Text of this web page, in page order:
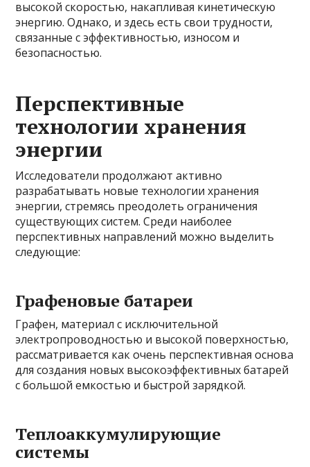
высокой скоростью, накапливая кинетическую
энергию. Однако, и здесь есть свои трудности,
связанные с эффективностью, износом и
безопасностью.
Перспективные
технологии хранения
энергии
Исследователи продолжают активно
разрабатывать новые технологии хранения
энергии, стремясь преодолеть ограничения
существующих систем. Среди наиболее
перспективных направлений можно выделить
следующие:
Графеновые батареи
Графен, материал с исключительной
электропроводностью и высокой поверхностью,
рассматривается как очень перспективная основа
для создания новых высокоэффективных батарей
с большой емкостью и быстрой зарядкой.
Теплоаккумулирующие
системы